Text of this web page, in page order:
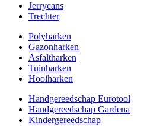
Jerrycans
Trechter
Polyharken
Gazonharken
Asfaltharken
Tuinharken
Hooiharken
Handgereedschap Eurotool
Handgereedschap Gardena
Kindergereedschap